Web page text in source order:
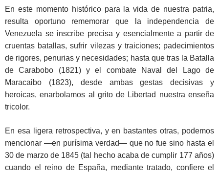
En este momento histórico para la vida de nuestra patria,
resulta oportuno rememorar que la independencia de
Venezuela se inscribe precisa y esencialmente a partir de
cruentas batallas, sufrir vilezas y traiciones; padecimientos
de rigores, penurias y necesidades; hasta que tras la Batalla
de Carabobo (1821) y el combate Naval del Lago de
Maracaibo (1823), desde ambas gestas decisivas y
heroicas, enarbolamos al grito de Libertad nuestra enseña
tricolor.
En esa ligera retrospectiva, y en bastantes otras, podemos
mencionar —en purísima verdad— que no fue sino hasta el
30 de marzo de 1845 (tal hecho acaba de cumplir 177 años)
cuando el reino de España, mediante tratado, confiere el